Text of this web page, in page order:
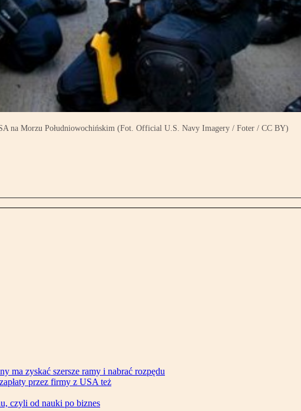
na Morzu Południowochińskim (Fot. Official U.S. Navy Imagery / Foter / CC BY)
ma zyskać szersze ramy i nabrać rozpędu
przez firmy z USA też
czyli od nauki po biznes